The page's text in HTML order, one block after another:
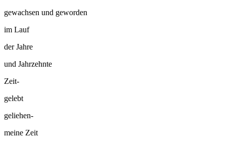
gewachsen und geworden
im Lauf
der Jahre
und Jahrzehnte
Zeit-
gelebt
geliehen-
meine Zeit